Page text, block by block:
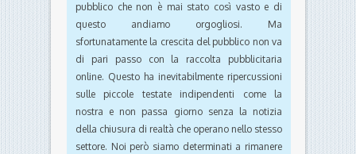
pubblico che non è mai stato così vasto e di
questo andiamo orgogliosi. Ma
sfortunatamente la crescita del pubblico non va
di pari passo con la raccolta pubblicitaria
online. Questo ha inevitabilmente ripercussioni
sulle piccole testate indipendenti come la
nostra e non passa giorno senza la notizia
della chiusura di realtà che operano nello stesso
settore. Noi però siamo determinati a rimanere